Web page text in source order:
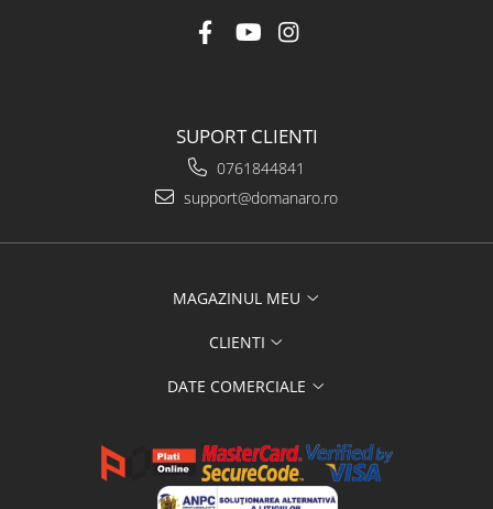
SUPORT CLIENTI
0761844841
support@domanaro.ro
MAGAZINUL MEU
CLIENTI
DATE COMERCIALE